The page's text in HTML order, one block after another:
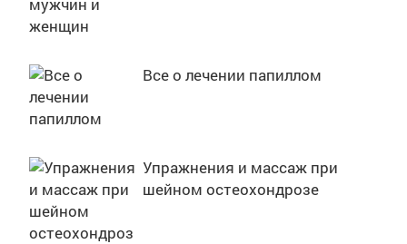
Все о лечении папиллом
Упражнения и массаж при
шейном остеохондрозе